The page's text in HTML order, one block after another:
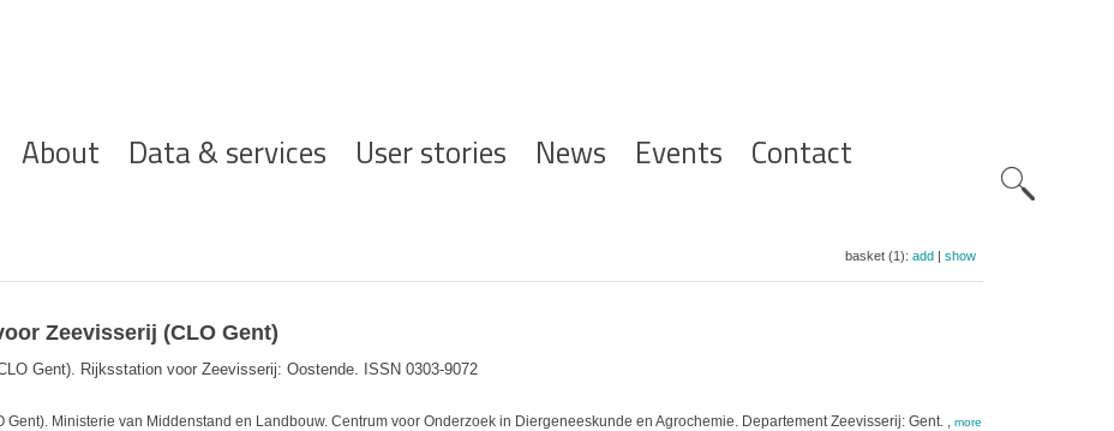
Hoofdnavigatie
About Data & services User stories News Events Contact
basket (1): add| show
Zeevisserij (CLO Gent)
Gent). Rijksstation voor Zeevisserij: Oostende. ISSN 0303-9072
Ministerie van Middenstand en Landbouw. Centrum voor Onderzoek in Diergeneeskunde en Agrochemie. Departement Zeevisserij: Gent. , more